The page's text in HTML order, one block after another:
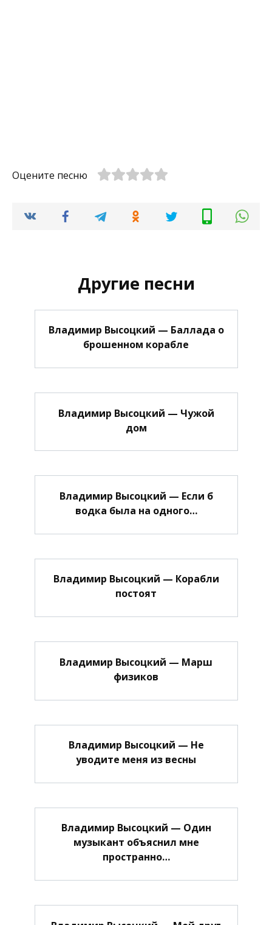
Оцените песню
Другие песни
Владимир Высоцкий — Баллада о
брошенном корабле
Владимир Высоцкий — Чужой
дом
Владимир Высоцкий — Если б
водка была на одного…
Владимир Высоцкий — Корабли
постоят
Владимир Высоцкий — Марш
физиков
Владимир Высоцкий — Не
уводите меня из весны
Владимир Высоцкий — Один
музыкант объяснил мне
пространно…